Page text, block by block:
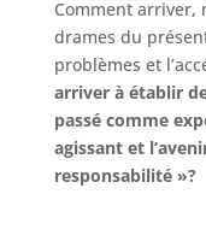
Comment arriver,
drames du
problèmes et
arriver à établir
passé comme
agissant et
responsabilité »?